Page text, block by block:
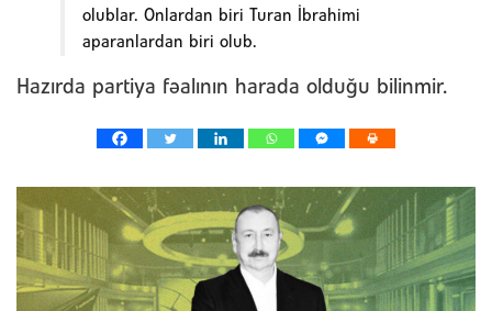
olublar. Onlardan biri Turan İbrahimi
aparanlardan biri olub.
Hazırda partiya fəalının harada olduğu bilinmir.